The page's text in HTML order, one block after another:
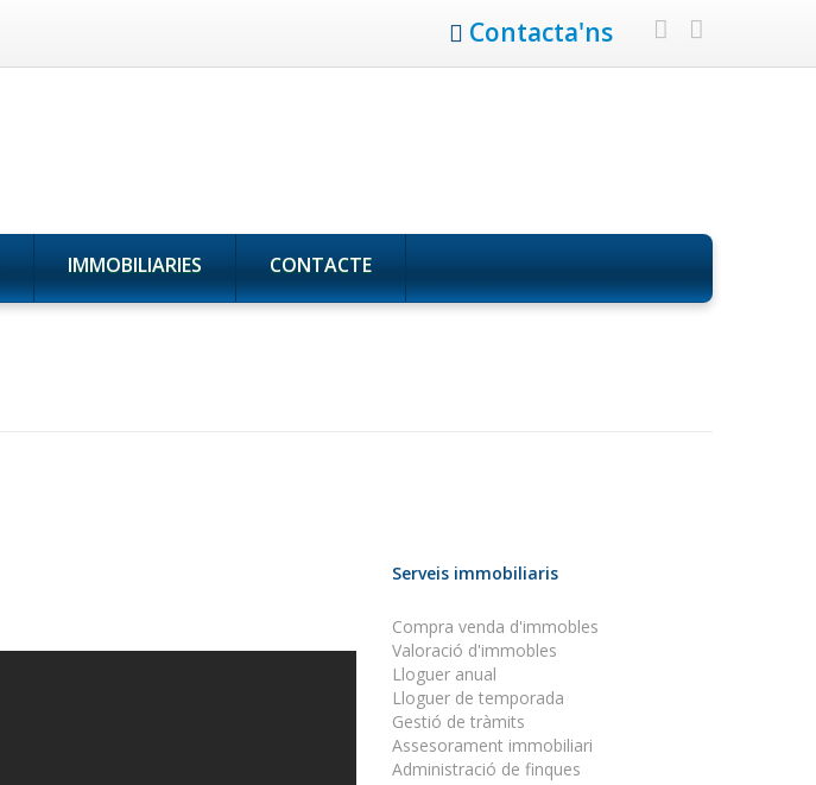
Contacta'ns
IMMOBILIARIES CONTACTE
Serveis immobiliaris
Compra venda d'immobles
Valoració d'immobles
Lloguer anual
Lloguer de temporada
Gestió de tràmits
Assesorament immobiliari
Administració de finques